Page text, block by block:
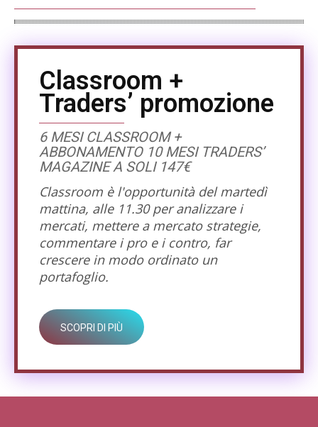
Classroom +
Traders’ promozione
6 MESI CLASSROOM +
ABBONAMENTO 10 MESI TRADERS’
MAGAZINE A SOLI 147€
Classroom è l'opportunità del martedì
mattina, alle 11.30 per analizzare i
mercati, mettere a mercato strategie,
commentare i pro e i contro, far
crescere in modo ordinato un
portafoglio.
SCOPRI DI PIÙ